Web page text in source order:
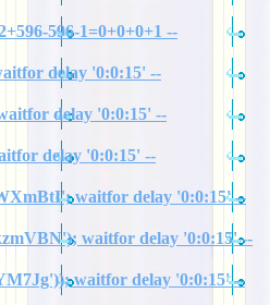
596-1=0+0+0+1 --
delay '0:0:15' --
delay '0:0:15' --
delay '0:0:15' --
waitfor delay '0:0:15' --
waitfor delay '0:0:15' --
waitfor delay '0:0:15' --